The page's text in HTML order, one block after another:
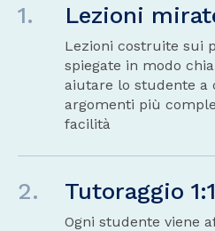
1. Lezioni
Lezioni costruite sui
spiegate in modo
aiutare lo studente a
argomenti più
facilità
2. Tutoraggio 1:1
Ogni studente viene